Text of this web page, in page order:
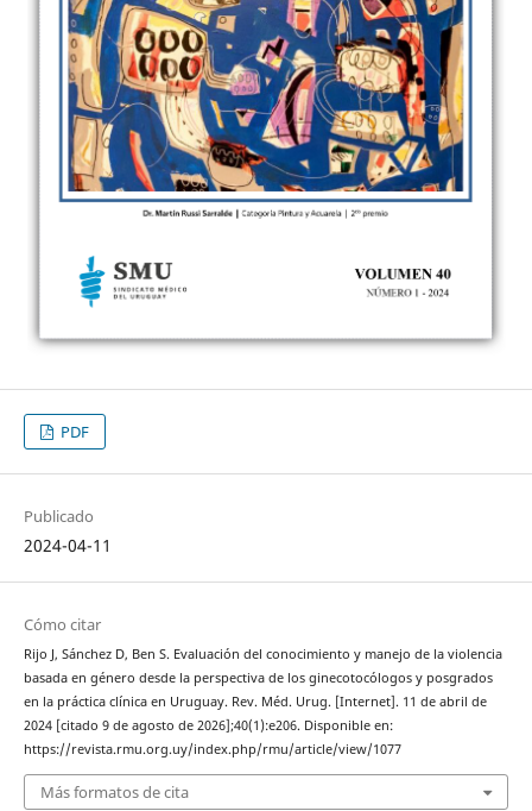
PDF
Publicado
2024-04-11
Cómo citar
Rijo J, Sánchez D, Ben S. Evaluación del conocimiento y manejo de la violencia
basada en género desde la perspectiva de los ginecotocólogos y posgrados
en la práctica clínica en Uruguay. Rev. Méd. Urug. [Internet]. 11 de abril de
2024 [citado 9 de agosto de 2026];40(1):e206. Disponible en:
https://revista.rmu.org.uy/index.php/rmu/article/view/1077
Más formatos de cita